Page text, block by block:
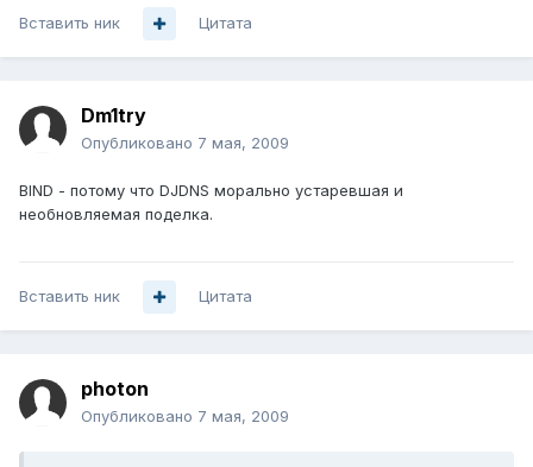
Вставить ник Цитата
Dm1try
Опубликовано 7 мая, 2009
BIND - потому что DJDNS морально устаревшая и
необновляемая поделка.
Вставить ник Цитата
photon
Опубликовано 7 мая, 2009